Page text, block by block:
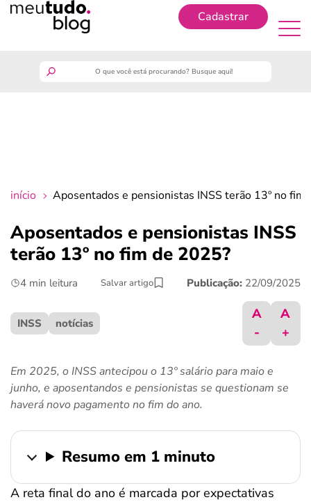
Cadastrar
crédito fácil
últimas notícias
ferramentas
início Aposentados e pensionistas INSS terão 13º no fim
Aposentados e pensionistas INSS
terão 13º no fim de 2025?
4 min leitura Salvar artigo Publicação: 22/09/2025
INSS notícias
A
-
A
+
Em 2025, o INSS antecipou o 13º salário para maio e
junho, e aposentandos e pensionistas se questionam se
haverá novo pagamento no fim do ano.
Resumo em 1 minuto
A reta final do ano é marcada por expectativas